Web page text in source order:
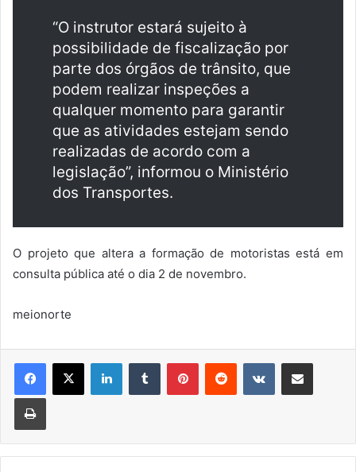
“O instrutor estará sujeito à
possibilidade de fiscalização por
parte dos órgãos de trânsito, que
podem realizar inspeções a
qualquer momento para garantir
que as atividades estejam sendo
realizadas de acordo com a
legislação”, informou o Ministério
dos Transportes.
O projeto que altera a formação de motoristas está em
consulta pública até o dia 2 de novembro.
meionorte
LinkedinTumblr PinterestReddit VK Compartilhar via e-mail
Imprimir